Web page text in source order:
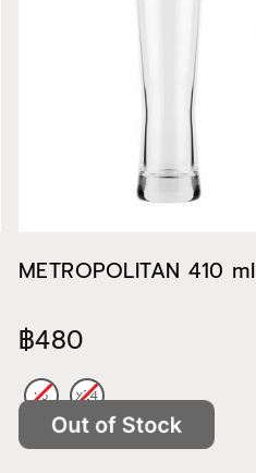
METROPOLITAN 410 ml
฿480